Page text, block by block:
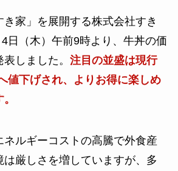
家」を展開する株式会社すき
日（木）午前9時より、牛丼の価
しました。 注目の並盛は現行
値下げされ、よりお得に楽しめ
ネルギーコストの高騰で外食産
厳しさを増していますが、多